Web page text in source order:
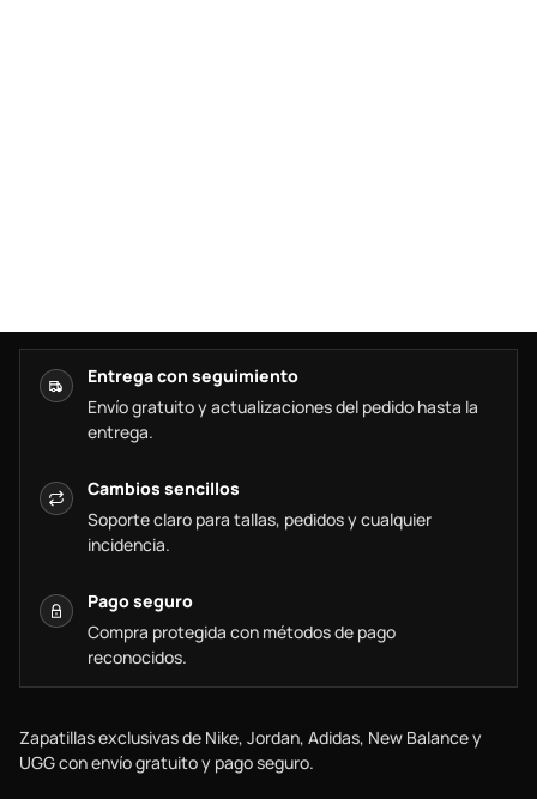
Entrega con seguimiento
Envío gratuito y actualizaciones del pedido hasta la
entrega.
Cambios sencillos
Soporte claro para tallas, pedidos y cualquier
incidencia.
Pago seguro
Compra protegida con métodos de pago
reconocidos.
Zapatillas exclusivas de Nike, Jordan, Adidas, New Balance y
UGG con envío gratuito y pago seguro.